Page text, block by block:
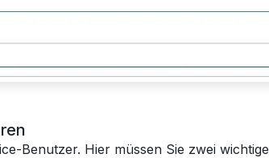
Benutzer. Hier müssen Sie zwei wichtige